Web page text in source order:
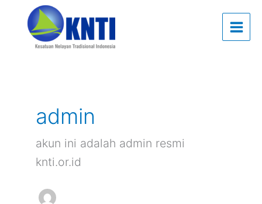
admin
akun ini adalah admin resmi
knti.or.id